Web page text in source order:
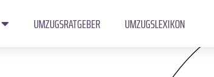
UMZUGSRATGEBER UMZUGSLEXIKON